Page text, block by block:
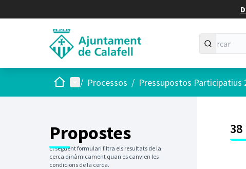
Inici Menú principal
/ Processos / Pressupostos Participatius
Propostes
El següent formulari filtra els resultats de la
cerca dinàmicament quan es canvien les
condicions de la cerca.